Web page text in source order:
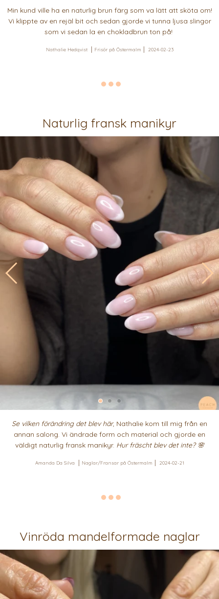
Min kund ville ha en naturlig brun färg som va lätt att sköta om!
Vi klippte av en rejäl bit och sedan gjorde vi tunna ljusa slingor
som vi sedan la en chokladbrun ton på!
Nathalie Hedqvist Frisör på Östermalm 2024-02-23
Naturlig fransk manikyr
Se vilken förändring det blev här, Nathalie kom till mig från en
annan salong. Vi ändrade form och material och gjorde en
väldigt naturlig fransk manikyr. Hur fräscht blev det inte? 🌸
Amanda Da Silva Naglar/Fransar på Östermalm 2024-02-21
Vinröda mandelformade naglar